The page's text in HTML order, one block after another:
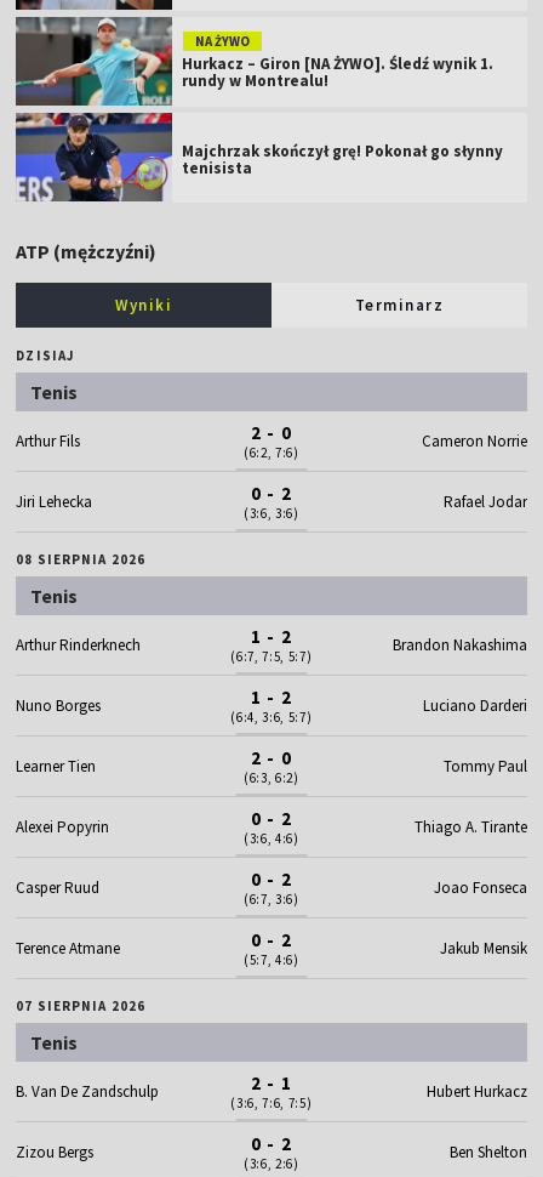
NA ŻYWO
Hurkacz – Giron [NA ŻYWO]. Śledź wynik 1.
rundy w Montrealu!
Majchrzak skończył grę! Pokonał go słynny
tenisista
ATP (mężczyźni)
Wyniki Terminarz
DZISIAJ
Tenis
Arthur Fils 2 - 0
(6:2, 7:6)
Cameron Norrie
Jiri Lehecka 0 - 2
(3:6, 3:6)
Rafael Jodar
08 SIERPNIA 2026
Tenis
Arthur Rinderknech 1 - 2
(6:7, 7:5, 5:7)
Brandon Nakashima
Nuno Borges 1 - 2
(6:4, 3:6, 5:7)
Luciano Darderi
Learner Tien 2 - 0
(6:3, 6:2)
Tommy Paul
Alexei Popyrin 0 - 2
(3:6, 4:6)
Thiago A. Tirante
Casper Ruud 0 - 2
(6:7, 3:6)
Joao Fonseca
Terence Atmane 0 - 2
(5:7, 4:6)
Jakub Mensik
07 SIERPNIA 2026
Tenis
B. Van De Zandschulp 2 - 1
(3:6, 7:6, 7:5)
Hubert Hurkacz
Zizou Bergs 0 - 2
(3:6, 2:6)
Ben Shelton